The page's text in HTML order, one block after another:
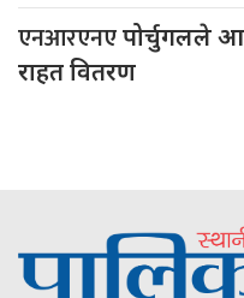
एनआरएनएपोर्चुगलले
राहत वितरण